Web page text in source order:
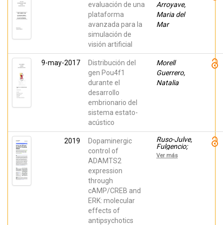
evaluación de una
plataforma
avanzada para la
simulación de
visión artificial
Arroyave,
Maria del
Mar
9-may-2017
Distribución del
gen Pou4f1
durante el
desarrollo
embrionario del
sistema estato-
acústico
Morell
Guerrero,
Natalia
2019
Dopaminergic
control of
ADAMTS2
expression
through
cAMP/CREB and
ERK: molecular
effects of
antipsychotics
Ruso-Julve,
Fulgencio;
Pombero,
Ana; Pilar-
Ver más